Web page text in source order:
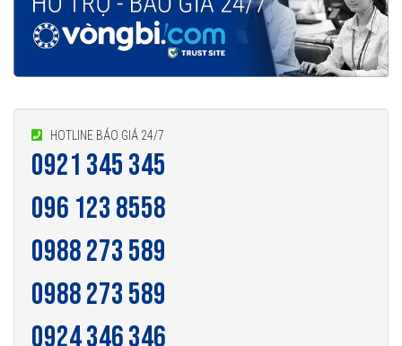
HOTLINE BÁO GIÁ 24/7
0921 345 345
096 123 8558
0988 273 589
0988 273 589
0924 346 346